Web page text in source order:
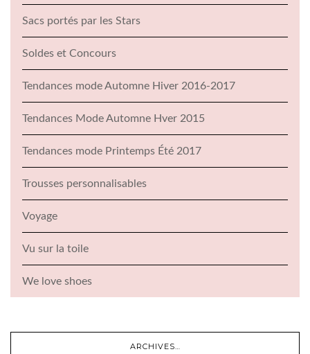
Sacs portés par les Stars
Soldes et Concours
Tendances mode Automne Hiver 2016-2017
Tendances Mode Automne Hver 2015
Tendances mode Printemps Été 2017
Trousses personnalisables
Voyage
Vu sur la toile
We love shoes
ARCHIVES…